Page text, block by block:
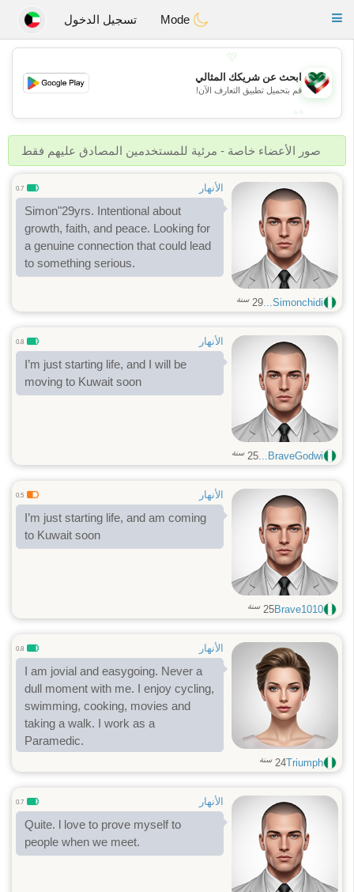
KuwaitChat
Toggle
تسجيل الدخول
💖
💕
ابحث عن شريكك المثالي
قم بتحميل تطبيق التعارف الآن!
صور الأعضاء خاصة - مرئية للمستخدمين المصادق عليهم فقط
الأنهار 0.7
Simon"29yrs. Intentional about
growth, faith, and peace. Looking for
a genuine connection that could lead
to something serious.
Simonchidi...
29 سنة
الأنهار 0.8
I’m just starting life, and I will be
moving to Kuwait soon
BraveGodwi...
25 سنة
الأنهار 0.5
I’m just starting life, and am coming
to Kuwait soon
Brave1010
25 سنة
الأنهار 0.8
I am jovial and easygoing. Never a
dull moment with me. I enjoy cycling,
swimming, cooking, movies and
taking a walk. I work as a
Paramedic.
Triumph
24 سنة
الأنهار 0.7
Quite. l love to prove myself to
people when we meet.